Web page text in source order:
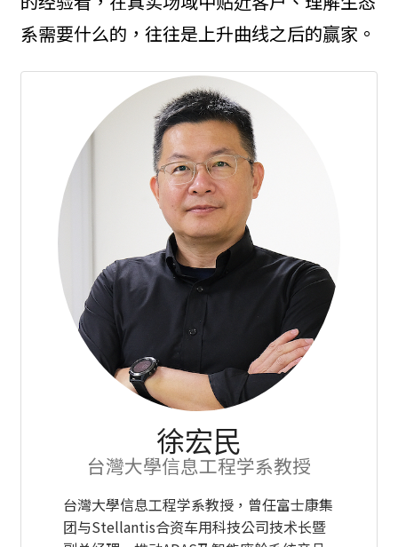
系需要什么的，往往是上升曲线之后的赢家。
徐宏民
台灣大學信息工程学系教授
台灣大學信息工程学系教授，曾任富士康集
团与Stellantis合资车用科技公司技术长暨